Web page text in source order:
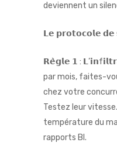
deviennent un
𝗟𝗲 𝗽𝗿𝗼𝘁𝗼𝗰𝗼𝗹𝗲 𝗱𝗲
𝗥𝗲̀𝗴𝗹𝗲 𝟭 :
par mois, faites-
chez votre
Testez leur
température du
rapports BI.